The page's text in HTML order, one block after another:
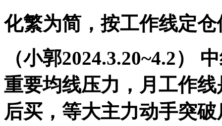
化繁为简，按工作线定
（小郭2024.3.20~4.2）
重要均线压力，月工作
后买，等大主力动手突